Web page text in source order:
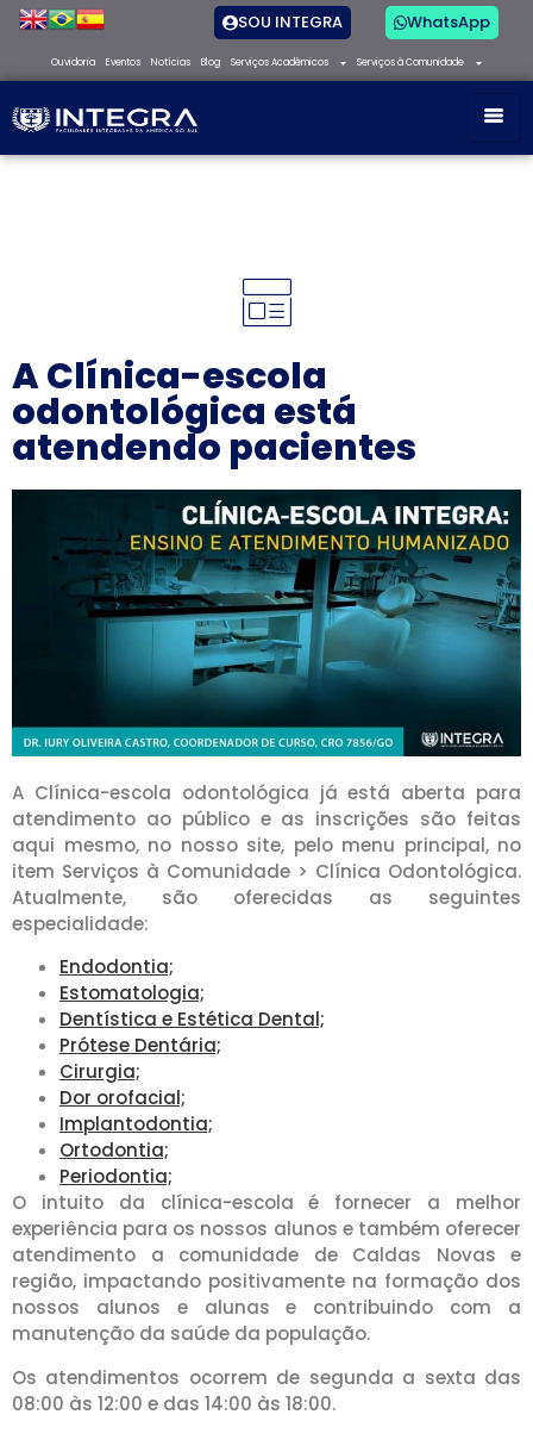
SOU INTEGRA WhatsApp
Ouvidoria Eventos Notícias Blog Serviços Acadêmicos Serviços à Comunidade
A Clínica-escola
odontológica está
atendendo pacientes
A Clínica-escola odontológica já está aberta para
atendimento ao público e as inscrições são feitas
aqui mesmo, no nosso site, pelo menu principal, no
item Serviços à Comunidade > Clínica Odontológica.
Atualmente, são oferecidas as seguintes
especialidade:
Endodontia;
Estomatologia;
Dentística e Estética Dental;
Prótese Dentária;
Cirurgia;
Dor orofacial;
Implantodontia;
Ortodontia;
Periodontia;
O intuito da clínica-escola é fornecer a melhor
experiência para os nossos alunos e também oferecer
atendimento a comunidade de Caldas Novas e
região, impactando positivamente na formação dos
nossos alunos e alunas e contribuindo com a
manutenção da saúde da população.
Os atendimentos ocorrem de segunda a sexta das
08:00 às 12:00 e das 14:00 às 18:00.